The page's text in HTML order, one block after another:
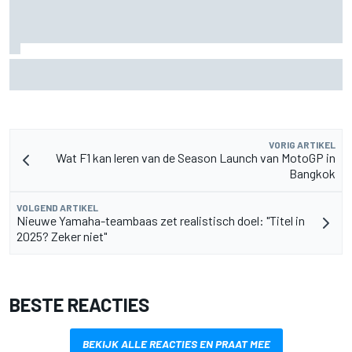
VORIG ARTIKEL
Wat F1 kan leren van de Season Launch van MotoGP in
Bangkok
VOLGEND ARTIKEL
Nieuwe Yamaha-teambaas zet realistisch doel: "Titel in
2025? Zeker niet"
BESTE REACTIES
BEKIJK ALLE REACTIES EN PRAAT MEE